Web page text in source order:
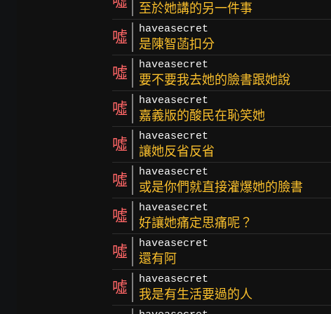
至於她講的另一件事
噓 haveasecret
是陳智菡扣分
噓 haveasecret
要不要我去她的臉書跟她說
噓 haveasecret
嘉義版的酸民在恥笑她
噓 haveasecret
讓她反省反省
噓 haveasecret
或是你們就直接灌爆她的臉書
噓 haveasecret
好讓她痛定思痛呢？
噓 haveasecret
還有阿
噓 haveasecret
我是有生活要過的人